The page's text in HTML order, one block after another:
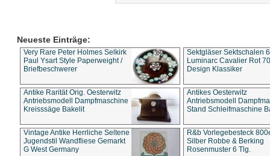
Neueste Einträge:
Very Rare Peter Holmes Selkirk
Paul Ysart Style Paperweight /
Briefbeschwerer
Sektgläser Sektschalen
Luminarc Cavalier Rot
Design Klassiker
Antike Rarität Orig. Oesterwitz
Antriebsmodell Dampfmaschine
Kreisssäge Bakelit
Antikes Oesterwitz
Antriebsmodell
Stand Schleifmaschine
Vintage Antike Herrliche Seltene
Jugendstil Wandfliese Gemarkt
G West Germany
R&b Vorlegebesteck
Silber Robbe & Berking
Rosenmuster 6 Tlg.